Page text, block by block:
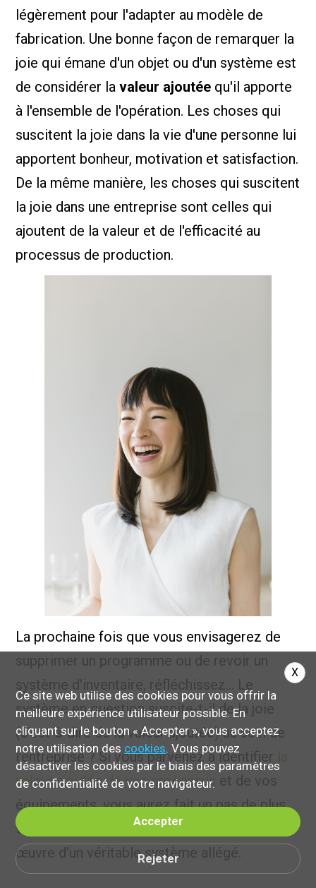
légèrement pour l'adapter au modèle de
fabrication. Une bonne façon de remarquer la
joie qui émane d'un objet ou d'un système est
de considérer lavaleur ajoutée qu'il apporte
à l'ensemble de l'opération. Les choses qui
suscitent la joie dans la vie d'une personne lui
apportent bonheur, motivation et satisfaction.
De la même manière, les choses qui suscitent
la joie dans une entreprise sont celles qui
ajoutent de la valeur et de l'efficacité au
processus de production.
La prochaine fois que vous envisagerez de
supprimer un programme ou de revoir un
système d'inventaire, réfléchissez… Le
système en question suscite-t-il de la joie
(c'est-à-dire de la valeur ajoutée) au sein de
l'entreprise ? Si vous parvenez à identifier
valeur ajoutée de vos processus et de vos
équipements, vous aurez fait un pas de plus
vers la réduction du gaspillage et la mise en
œuvre d'un véritable système allégé.
Ce site web utilise des cookies pour vous offrir la
meilleure expérience utilisateur possible. En
cliquant sur le bouton « Accepter », vous acceptez
notre utilisation des cookies. Vous pouvez
désactiver les cookies par le biais des paramètres
de confidentialité de votre navigateur.
Accepter
Rejeter
X